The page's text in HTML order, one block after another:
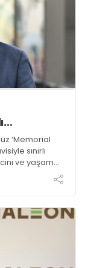
‘Memorial
sınırlı
ve yaşam
ayrılmaz
düzenli ve